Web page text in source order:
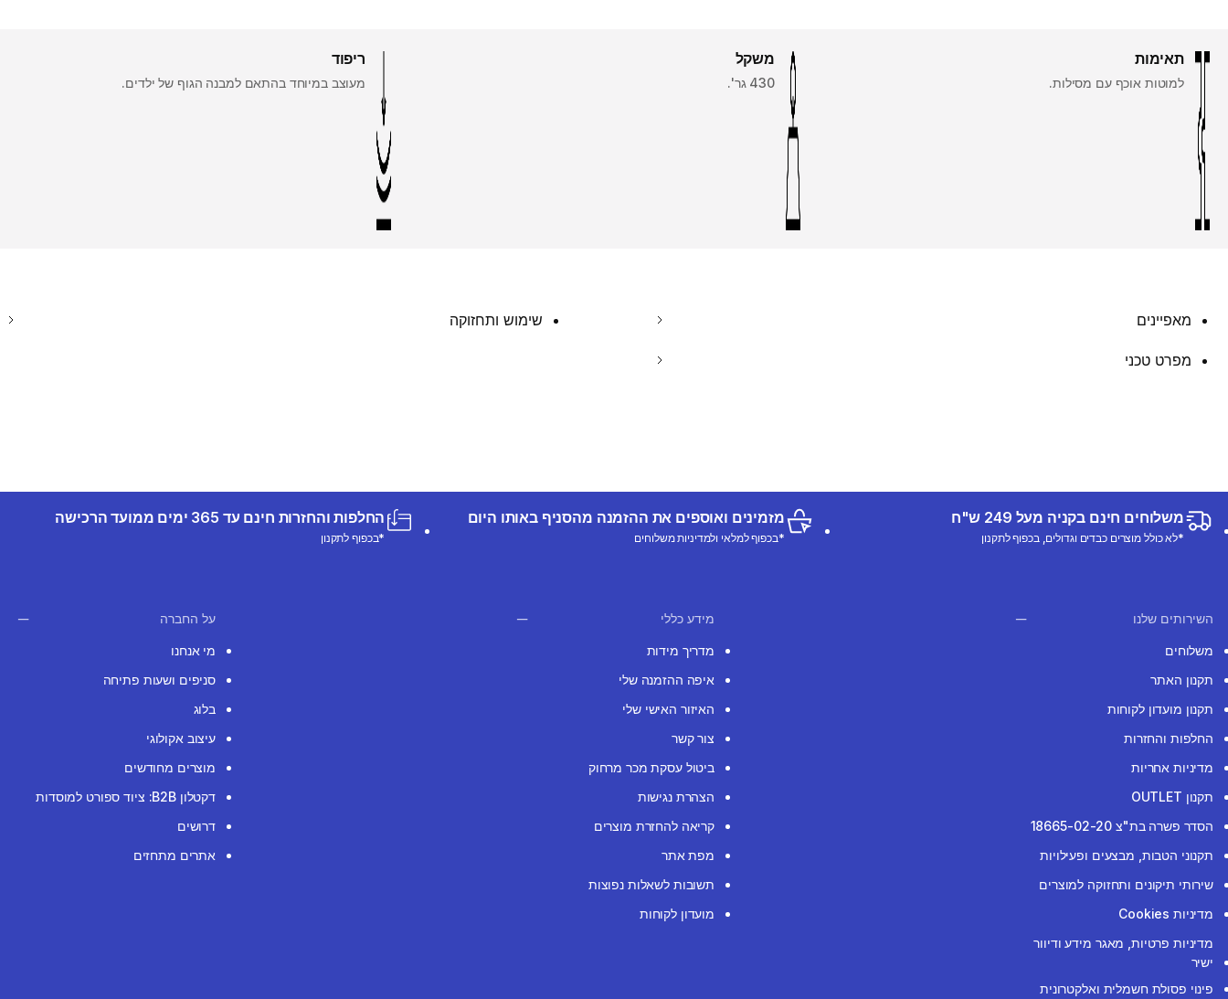
תאימות
למוטות אוכף עם מסילות.
משקל
430 גר'.
ריפוד
מעוצב במיוחד בהתאם למבנה הגוף של ילדים.
מאפיינים שימוש ותחזוקה
מפרט טכני
משלוחים חינם בקניה מעל 249 ש"ח
*לא כולל מוצרים כבדים וגדולים, בכפוף לתקנון
מזמינים ואוספים את ההזמנה מהסניף באותו היום
*בכפוף למלאי ולמדיניות משלוחים
החלפות והחזרות חינם עד 365 ימים ממועד הרכישה
*בכפוף לתקנון
השירותים שלנו
משלוחים
תקנון האתר
תקנון מועדון לקוחות
החלפות והחזרות
מדיניות אחריות
תקנון OUTLET
הסדר פשרה בת"צ 18665-02-20
תקנוני הטבות, מבצעים ופעילויות
שירותי תיקונים ותחזוקה למוצרים
מדיניות Cookies
מדיניות פרטיות, מאגר מידע ודיוור
ישיר
פינוי פסולת חשמלית ואלקטרונית
מידע כללי
מדריך מידות
איפה ההזמנה שלי
האיזור האישי שלי
צור קשר
ביטול עסקת מכר מרחוק
הצהרת נגישות
קריאה להחזרת מוצרים
מפת אתר
תשובות לשאלות נפוצות
מועדון לקוחות
על החברה
מי אנחנו
סניפים ושעות פתיחה
בלוג
עיצוב אקולוגי
מוצרים מחודשים
דקטלון B2B: ציוד ספורט למוסדות
דרושים
אתרים מתחזים